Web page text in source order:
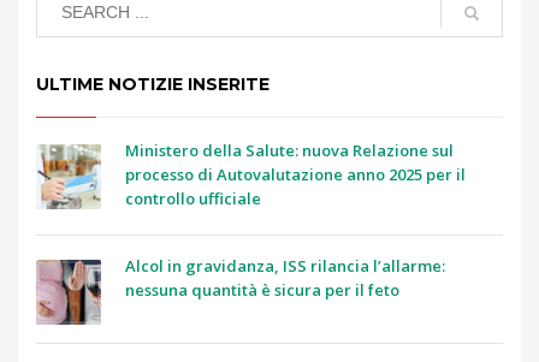
ULTIME NOTIZIE INSERITE
Ministero della Salute: nuova Relazione sul
processo di Autovalutazione anno 2025 per il
controllo ufficiale
Alcol in gravidanza, ISS rilancia l’allarme:
nessuna quantità è sicura per il feto